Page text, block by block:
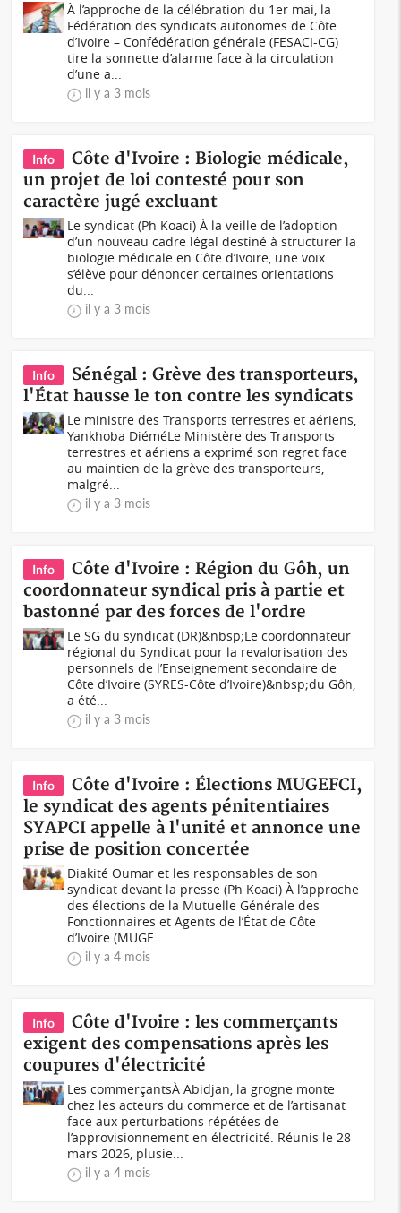
À l’approche de la célébration du 1er mai, la
Fédération des syndicats autonomes de Côte
d’Ivoire – Confédération générale (FESACI-CG)
tire la sonnette d’alarme face à la circulation
d’une a...
il y a 3 mois
Info
Côte d'Ivoire : Biologie médicale,
un projet de loi contesté pour son
caractère jugé excluant
Le syndicat (Ph Koaci) À la veille de l’adoption
d’un nouveau cadre légal destiné à structurer la
biologie médicale en Côte d’Ivoire, une voix
s’élève pour dénoncer certaines orientations
du...
il y a 3 mois
Info
Sénégal : Grève des transporteurs,
l'État hausse le ton contre les syndicats
Le ministre des Transports terrestres et aériens,
Yankhoba DiéméLe Ministère des Transports
terrestres et aériens a exprimé son regret face
au maintien de la grève des transporteurs,
malgré...
il y a 3 mois
Info
Côte d'Ivoire : Région du Gôh, un
coordonnateur syndical pris à partie et
bastonné par des forces de l'ordre
Le SG du syndicat (DR)&nbsp;Le coordonnateur
régional du Syndicat pour la revalorisation des
personnels de l’Enseignement secondaire de
Côte d’Ivoire (SYRES-Côte d’Ivoire)&nbsp;du Gôh,
a été...
il y a 3 mois
Info
Côte d'Ivoire : Élections MUGEFCI,
le syndicat des agents pénitentiaires
SYAPCI appelle à l'unité et annonce une
prise de position concertée
Diakité Oumar et les responsables de son
syndicat devant la presse (Ph Koaci) À l’approche
des élections de la Mutuelle Générale des
Fonctionnaires et Agents de l’État de Côte
d’Ivoire (MUGE...
il y a 4 mois
Info
Côte d'Ivoire : les commerçants
exigent des compensations après les
coupures d'électricité
Les commerçantsÀ Abidjan, la grogne monte
chez les acteurs du commerce et de l’artisanat
face aux perturbations répétées de
l’approvisionnement en électricité. Réunis le 28
mars 2026, plusie...
il y a 4 mois